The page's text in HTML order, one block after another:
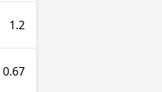
1.2
0.67